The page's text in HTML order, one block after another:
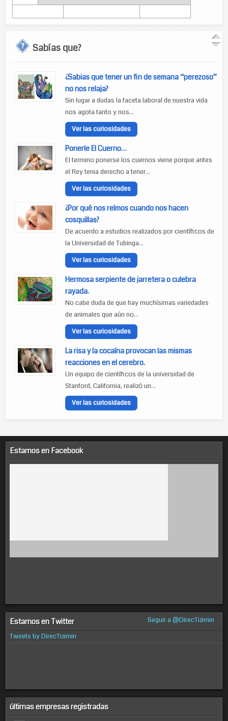
Sabías que?
¿Sabias que tener un fin de semana “perezoso”
no nos relaja?
Sin lugar a dudas la faceta laboral de nuestra vida
nos agota tanto y nos...
Ver las curiosidades
Ponerle El Cuerno…
El termino ponerse los cuernos viene porque antes
el Rey tenia derecho a tener...
Ver las curiosidades
¿Por qué nos reímos cuando nos hacen
cosquillas?
De acuerdo a estudios realizados por científicos de
la Universidad de Tubinga...
Ver las curiosidades
Hermosa serpiente de jarretera o culebra
rayada.
No cabe duda de que hay muchísimas variedades
de animales que aún no...
Ver las curiosidades
La risa y la cocaína provocan las mismas
reacciones en el cerebro.
Un equipo de científicos de la universidad de
Stanford, California, realizó un...
Ver las curiosidades
Estamos en Facebook
Estamos en Twitter
Seguir a @DirecTizimin
Tweets by DirecTizimin
últimas empresas registradas